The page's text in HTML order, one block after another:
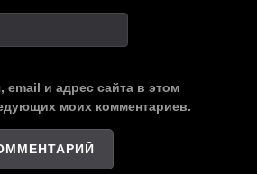
email и адрес сайта в этом
моих комментариев.